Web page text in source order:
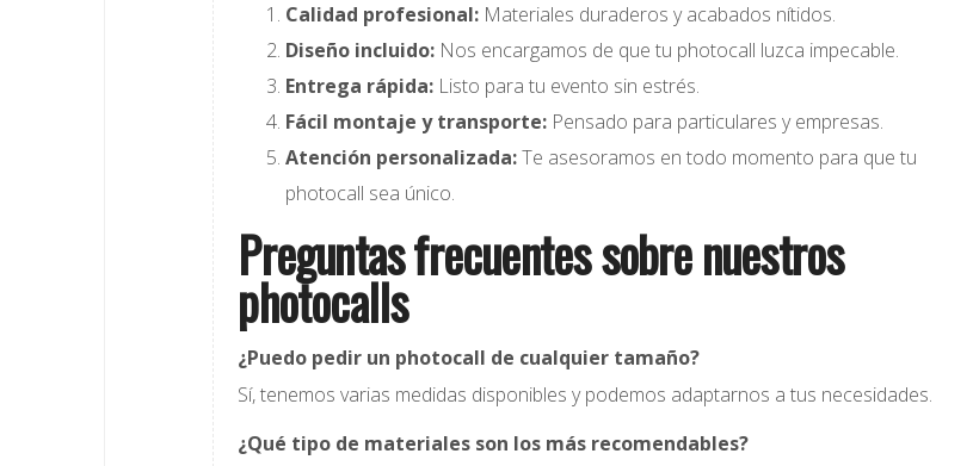
Calidad profesional: Materiales duraderos y acabados nítidos.
Diseño incluido: Nos encargamos de que tu photocall luzca impecable.
Entrega rápida: Listo para tu evento sin estrés.
Fácil montaje y transporte: Pensado para particulares y empresas.
Atención personalizada:Te asesoramos en todo momento para que tu
photocall sea único.
Preguntas frecuentes sobre nuestros
photocalls
¿Puedo pedir un photocall de cualquier tamaño?
Sí, tenemos varias medidas disponibles y podemos adaptarnos a tus necesidades.
¿Qué tipo de materiales son los más recomendables?